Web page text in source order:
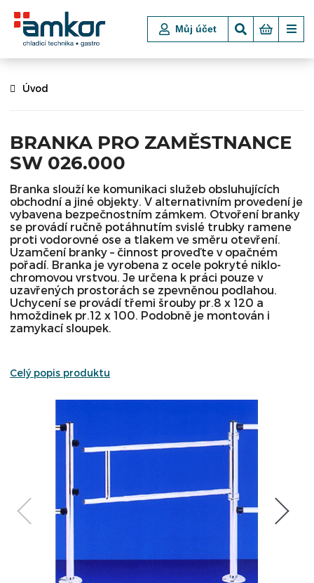
Můj účet
Úvod
BRANKA PRO ZAMĚSTNANCE
SW 026.000
Branka slouží ke komunikaci služeb obsluhujících
obchodní a jiné objekty. V alternativním provedení je
vybavena bezpečnostním zámkem. Otvoření branky
se provádí ručně potáhnutím svislé trubky ramene
proti vodorovné ose a tlakem ve směru otevření.
Uzamčení branky – činnost proveďte v opačném
pořadí. Branka je vyrobena z ocele pokryté niklo-
chromovou vrstvou. Je určena k práci pouze v
uzavřených prostorách se zpevněnou podlahou.
Uchycení se provádí třemi šrouby pr.8 x 120 a
hmoždinek pr.12 x 100. Podobně je montován i
zamykací sloupek.
Celý popis produktu